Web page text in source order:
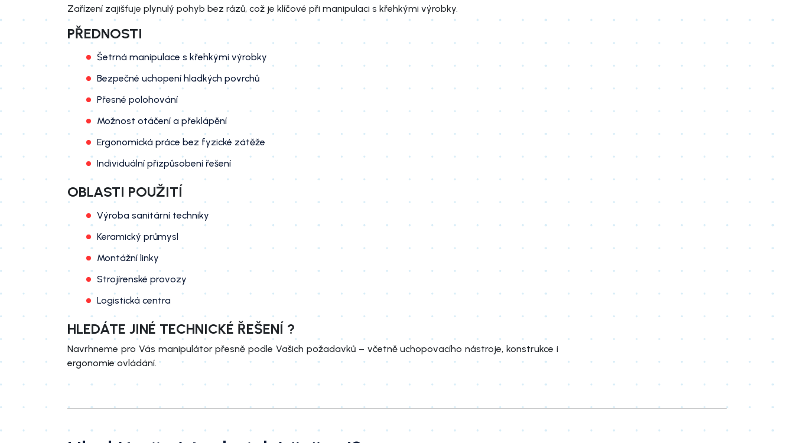
Zařízení zajišťuje plynulý pohyb bez rázů, což je klíčové při manipulaci s křehkými výrobky.
PŘEDNOSTI
Šetrná manipulace s křehkými výrobky
Bezpečné uchopení hladkých povrchů
Přesné polohování
Možnost otáčení a překlápění
Ergonomická práce bez fyzické zátěže
Individuální přizpůsobení řešení
OBLASTI POUŽITÍ
Výroba sanitární techniky
Keramický průmysl
Montážní linky
Strojírenské provozy
Logistická centra
HLEDÁTE JINÉ TECHNICKÉ ŘEŠENÍ ?
Navrhneme pro Vás manipulátor přesně podle Vašich požadavků – včetně uchopovacího nástroje, konstrukce i
ergonomie ovládání.